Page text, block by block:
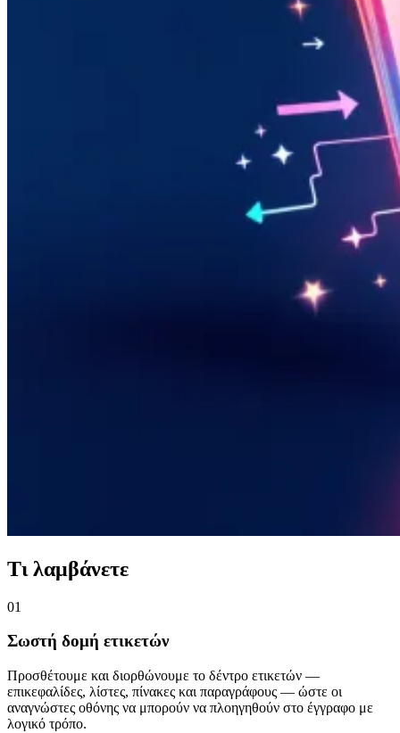
Τι λαμβάνετε
01
Σωστή δομή ετικετών
Προσθέτουμε και διορθώνουμε το δέντρο ετικετών —
επικεφαλίδες, λίστες, πίνακες και παραγράφους — ώστε οι
αναγνώστες οθόνης να μπορούν να πλοηγηθούν στο έγγραφο με
λογικό τρόπο.